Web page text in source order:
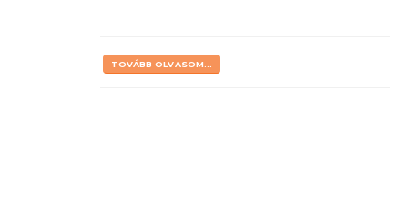
TOVÁBB OLVASOM...